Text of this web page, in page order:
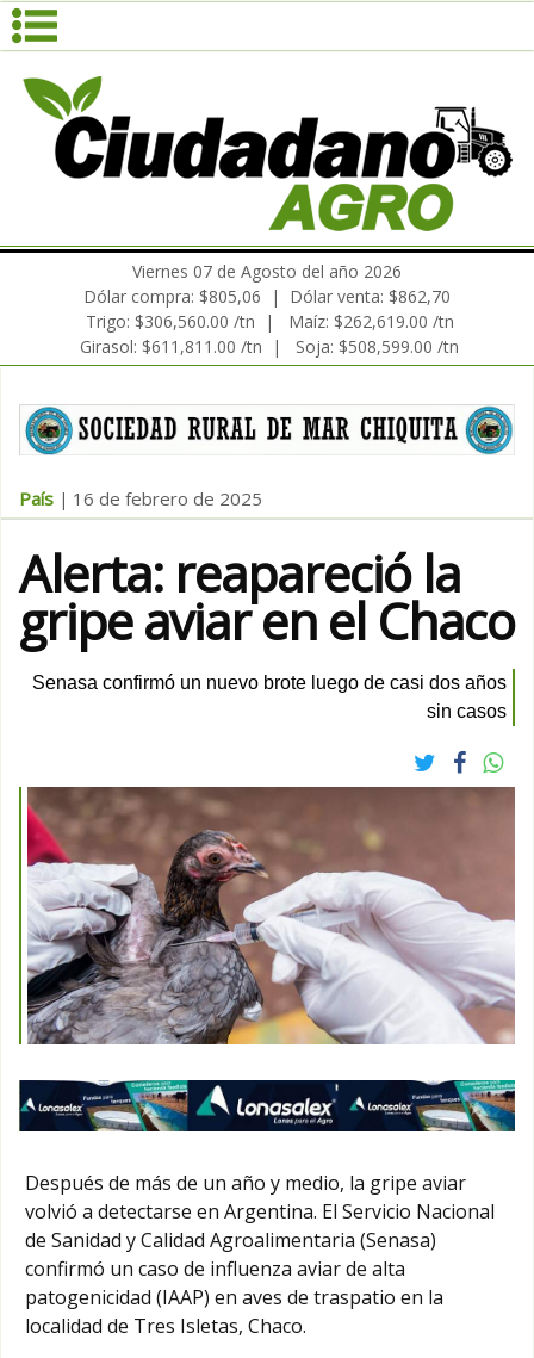
Dólar compra: $805,06 | Dólar venta: $862,70
Trigo: $306,560.00 /tn | Maíz: $262,619.00 /tn
Girasol: $611,811.00 /tn | Soja: $508,599.00 /tn
Viernes 07 de Agosto del año 2026
País | 16 de febrero de 2025
Alerta: reapareció la
gripe aviar en el Chaco
Senasa confirmó un nuevo brote luego de casi dos años
sin casos
Después de más de un año y medio, la gripe aviar
volvió a detectarse en Argentina. El Servicio Nacional
de Sanidad y Calidad Agroalimentaria (Senasa)
confirmó un caso de influenza aviar de alta
patogenicidad (IAAP) en aves de traspatio en la
localidad de Tres Isletas, Chaco.